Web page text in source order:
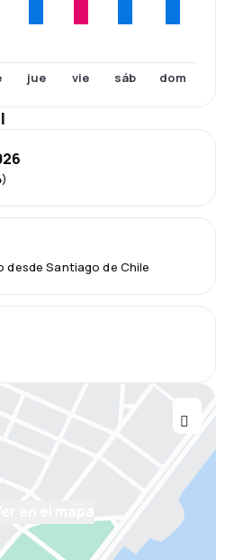
jue vie sáb dom
desde Santiago de Chile